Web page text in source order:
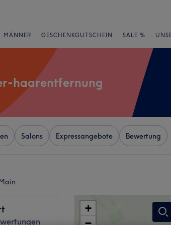
MÄNNER GESCHENKGUTSCHEIN SALE %
haarentfernung
Salons Expressangebote Bewertung
+